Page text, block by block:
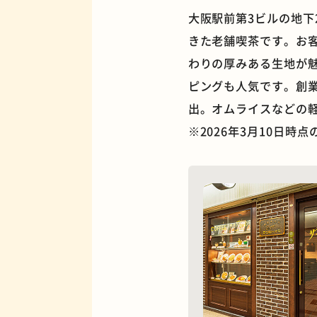
欧風カレー
大阪駅前第3ビルの地
きた老舗喫茶です。お
わりの厚みある生地が
ピングも人気です。創
出。オムライスなどの
※2026年3月10日時点